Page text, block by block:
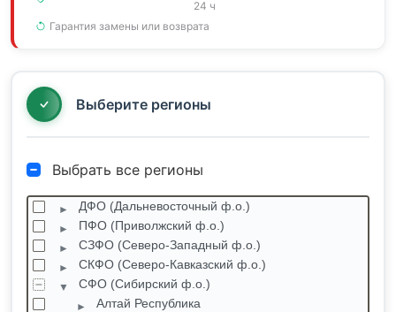
24 ч
Гарантия замены или возврата
Выберите регионы
Выбрать все регионы
ДФО (Дальневосточный ф.о.)
ПФО (Приволжский ф.о.)
СЗФО (Северо-Западный ф.о.)
СКФО (Северо-Кавказский ф.о.)
СФО (Сибирский ф.о.)
Алтай Республика